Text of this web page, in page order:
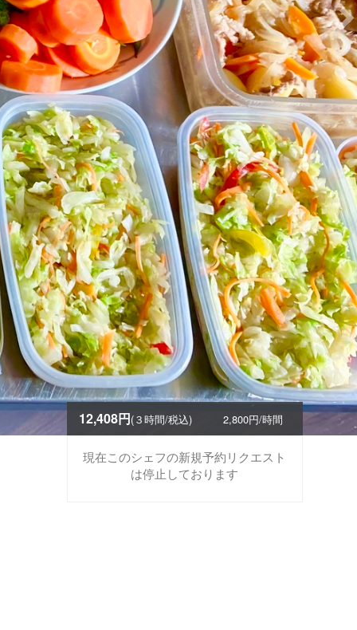
12,408円(３時間/税込) 2,800円/時間
現在このシェフの新規予約リクエスト
は停止しております